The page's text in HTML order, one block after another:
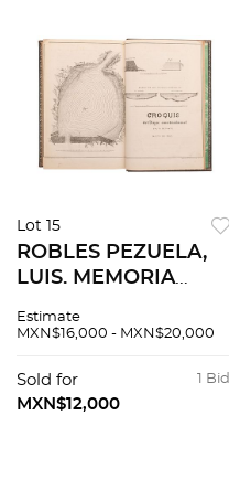
Lot 15
ROBLES PEZUELA,
LUIS. MEMORIA
EL EMPERADOR
DE FOMENTO.
MÉXICO, 1866. 8
Estimate
MXN$16,000 - MXN$20,000
1 Bid
Sold for
MXN$12,000